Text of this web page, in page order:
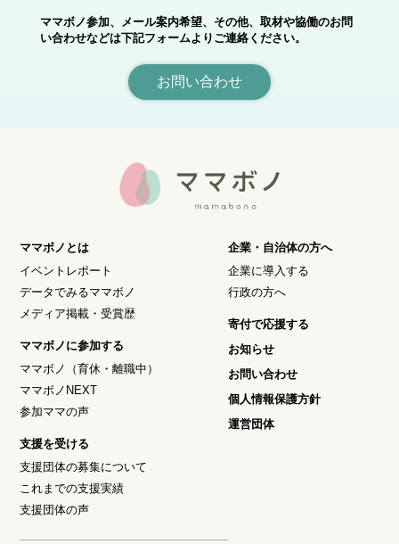
ママボノ参加、メール案内希望、その他、取材や協働のお問
い合わせなどは下記フォームよりご連絡ください。
お問い合わせ
ママボノとは
イベントレポート
データでみるママボノ
メディア掲載・受賞歴
ママボノに参加する
ママボノ（育休・離職中）
ママボノNEXT
参加ママの声
支援を受ける
支援団体の募集について
これまでの支援実績
支援団体の声
企業・自治体の方へ
企業に導入する
行政の方へ
寄付で応援する
お知らせ
お問い合わせ
個人情報保護方針
運営団体